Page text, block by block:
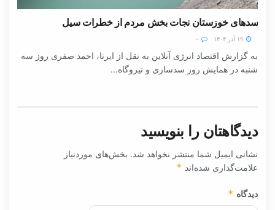
سدهای خوزستان نجات بخش مردم از خطرات سیل
به گزارش اقتصاد انرژی آنلاین به نقل از ایرنا، احمد صفری روز سه
شنبه در همایش روز سدسازی و نیروگاه...
دیدگاهتان را بنویسید
نشانی ایمیل شما منتشر نخواهد شد. بخش‌های موردنیاز
علامت‌گذاری شده‌اند *
دیدگاه *